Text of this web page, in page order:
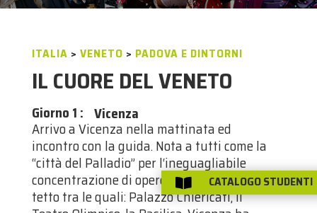
ITALIA > VENETO > PADOVA E DINTORNI
IL CUORE DEL VENETO
Giorno 1 : Vicenza
Arrivo a Vicenza nella mattinata ed
incontro con la guida. Nota a tutti come la
“città del Palladio” per l‘ineguagliabile
concentrazione di opere del grande archi
tetto tra le quali: Palazzo Chiericati, il
 CATALOGO STUDENTI